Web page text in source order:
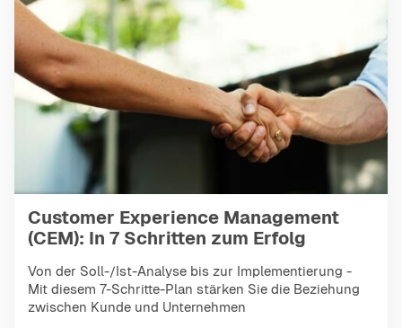
Customer Experience Management
(CEM): In 7 Schritten zum Erfolg
Von der Soll-/Ist-Analyse bis zur Implementierung -
Mit diesem 7-Schritte-Plan stärken Sie die Beziehung
zwischen Kunde und Unternehmen